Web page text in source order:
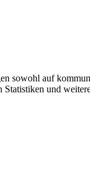
sowohl auf
und